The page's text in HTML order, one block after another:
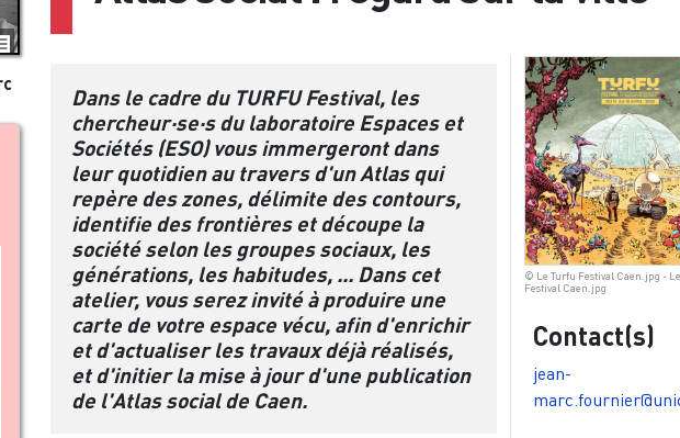
Dans le cadre du TURFU Festival, les
chercheur·se·s du laboratoire Espaces et
Sociétés (ESO) vous immergeront dans
leur quotidien au travers d'un Atlas qui
repère des zones, délimite des contours,
identifie des frontières et découpe la
société selon les groupes sociaux, les
générations, les habitudes, ... Dans cet
atelier, vous serez invité à produire une
carte de votre espace vécu, afin d'enrichir
et d'actualiser les travaux déjà réalisés,
et d'initier la mise à jour d'une publication
de l'Atlas social de Caen.
© Le Turfu Festival Caen.jpg -
Festival Caen.jpg
Contact(s)
jean-